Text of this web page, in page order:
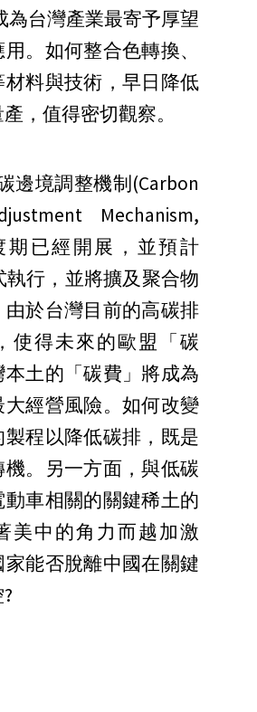
為台灣產業最寄予厚望
。如何整合色轉換、
材料與技術，早日降低
，值得密切觀察。
境調整機制(Carbon
Mechanism,
期已經開展，並預計
執行，並將擴及聚合物
於台灣目前的高碳排
使得未來的歐盟「碳
土的「碳費」將成為
大經營風險。如何改變
製程以降低碳排，既是
。另一方面，與低碳
車相關的關鍵稀土的
美中的角力而越加激
能否脫離中國在關鍵